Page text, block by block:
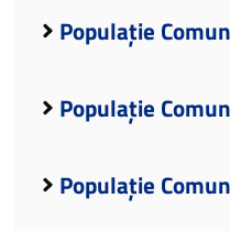
Populație
Populație
Populație